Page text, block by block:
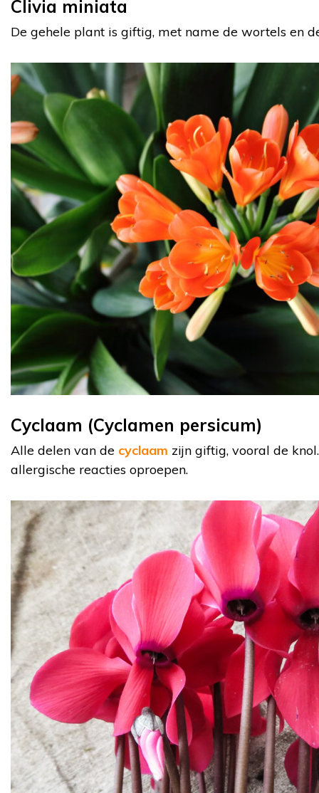
Clivia miniata
De gehele plant is giftig, met name de wortels en
Cyclaam (Cyclamen persicum)
Alle delen van de cyclaam zijn giftig, vooral de
allergische reacties oproepen.